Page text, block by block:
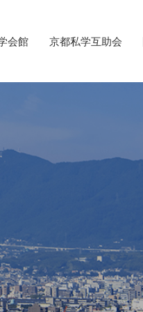
会館 京都私学互助会